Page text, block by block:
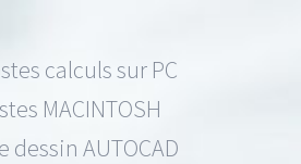
calculs sur PC
MACINTOSH
dessin AUTOCAD